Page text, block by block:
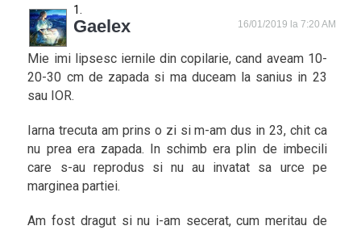
Gaelex 16/01/2019 la 7:20 AM
Mie imi lipsesc iernile din copilarie, cand aveam 10-
20-30 cm de zapada si ma duceam la sanius in 23
sau IOR.
Iarna trecuta am prins o zi si m-am dus in 23, chit ca
nu prea era zapada. In schimb era plin de imbecili
care s-au reprodus si nu au invatat sa urce pe
marginea partiei.
Am fost dragut si nu i-am secerat, cum meritau de